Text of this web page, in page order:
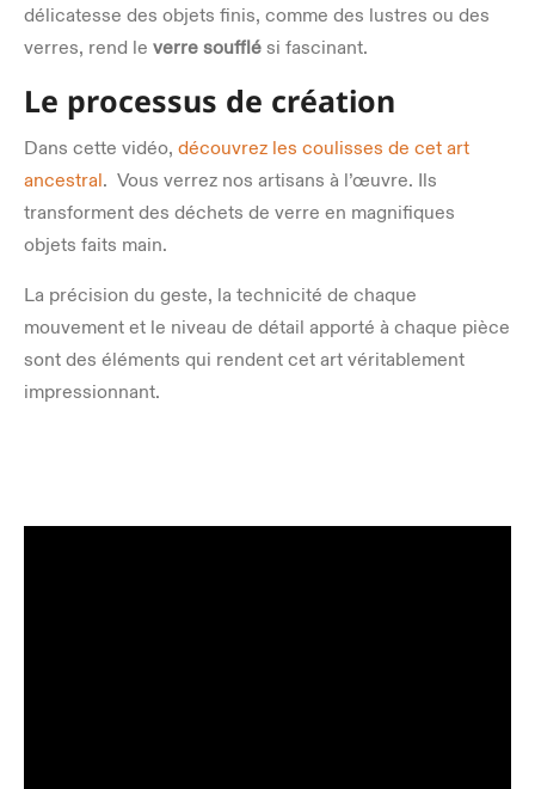
délicatesse des objets finis, comme des lustres ou des
verres, rend le verre soufflé si fascinant.
Le processus de création
Dans cette vidéo, découvrez les coulisses de cet art
ancestral. Vous verrez nos artisans à l’œuvre. Ils
transforment des déchets de verre en magnifiques
objets faits main.
La précision du geste, la technicité de chaque
mouvement et le niveau de détail apporté à chaque pièce
sont des éléments qui rendent cet art véritablement
impressionnant.